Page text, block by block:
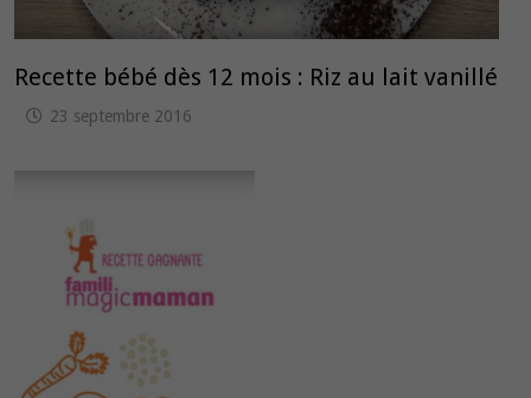
Recette bébé dès 12 mois : Riz au lait vanillé
23 septembre 2016